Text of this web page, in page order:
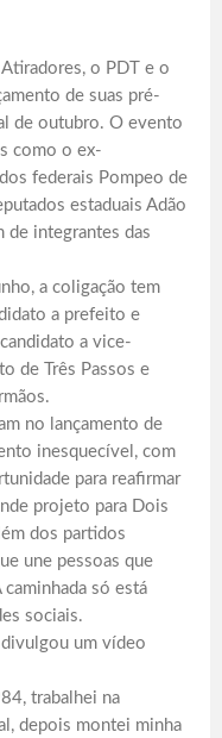
o PDT e o
de suas pré-
de outubro. O evento
como o ex-
federais Pompeo de
estaduais Adão
de integrantes das
a coligação tem
a prefeito e
a vice-
de Três Passos e
no lançamento de
inesquecível, com
para reafirmar
projeto para Dois
dos partidos
une pessoas que
só está
sociais.
um vídeo
trabalhei na
depois montei minha